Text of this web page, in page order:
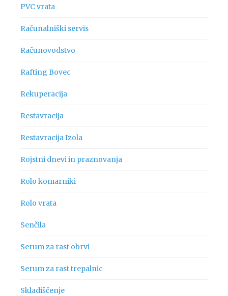
PVC vrata
Računalniški servis
Računovodstvo
Rafting Bovec
Rekuperacija
Restavracija
Restavracija Izola
Rojstni dnevi in praznovanja
Rolo komarniki
Rolo vrata
Senčila
Serum za rast obrvi
Serum za rast trepalnic
Skladiščenje